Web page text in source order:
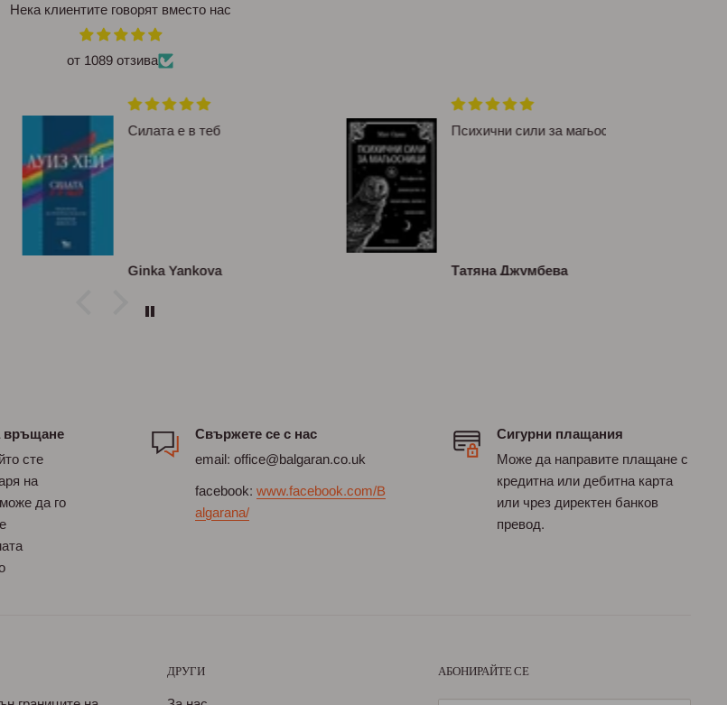
Нека клиентите говорят вместо нас
от 1089 отзива
Силата е в теб
Ginka Yankova
Психични сили за магьосници
Татяна Джумбева
връщане
сте
на
да го
Свържете се с нас
email: office@balgaran.co.uk
facebook: www.facebook.com/B
algarana/
Сигурни плащания
Може да направите плащане с
кредитна или дебитна карта
или чрез директен банков
превод.
ДРУГИ АБОНИРАЙТЕ СЕ